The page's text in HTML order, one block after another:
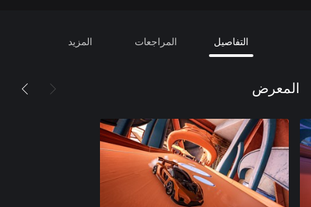
التفاصيل المراجعات المزيد
المعرض